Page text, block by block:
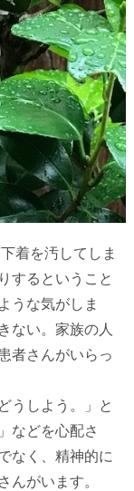
着を汚してしま
するということ
うな気がしま
ない。家族の人
者さんがいらっ
うしよう。」と
などを心配さ
なく、精神的に
んがいます。